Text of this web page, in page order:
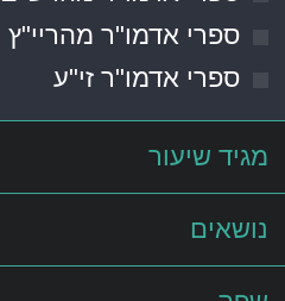
ספרי אדמו"ר מהריי"ץ
ספרי אדמו"ר זי"ע
מגיד שיעור
נושאים